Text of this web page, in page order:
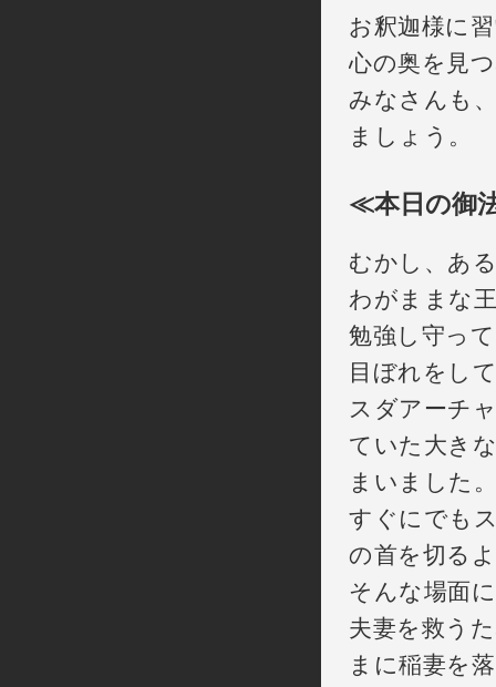
お釈迦様に
心の奥を見
みなさんも
ましょう。
≪本日の御
むかし、あ
わがままな
勉強し守っ
目ぼれをし
スダアーチ
ていた大き
まいました。
すぐにでも
の首を切る
そんな場面
夫妻を救う
まに稲妻を